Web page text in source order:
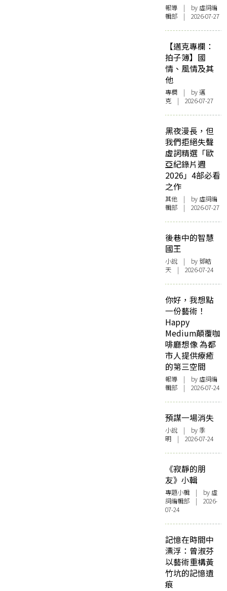
報導 | by 虛詞編
輯部 | 2026-07-27
【邁克專欄：
拍子簿】國
情、風情及其
他
專欄 | by邁
克 | 2026-07-27
黑夜漫長，但
我們拒絕失聲
虛詞精選「歐
亞紀錄片週
2026」4部必看
之作
其他 | by 虛詞編
輯部 | 2026-07-27
後巷中的智慧
國王
小說 | by 鄧皓
天 | 2026-07-24
你好，我想點
一份藝術！
Happy
Medium顛覆咖
啡廳想像 為都
市人提供療癒
的第三空間
報導 | by 虛詞編
輯部 | 2026-07-24
預謀一場消失
小說 | by 季
明 | 2026-07-24
《寂靜的朋
友》小輯
專題小輯 | by 虛
詞編輯部 | 2026-
07-24
記憶在時間中
漂浮：曾淑芬
以藝術重構黃
竹坑的記憶遺
痕